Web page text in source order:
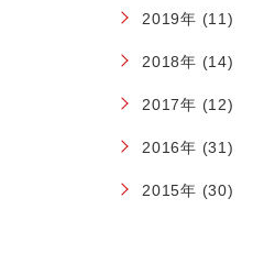
2019年 (11)
2018年 (14)
2017年 (12)
2016年 (31)
2015年 (30)